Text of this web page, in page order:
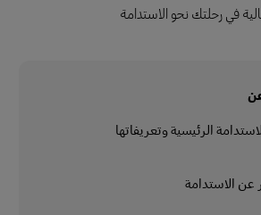
في رحلتك نحو الاستدامة
الرئيسية وتعريفاتها
عن الاستدامة